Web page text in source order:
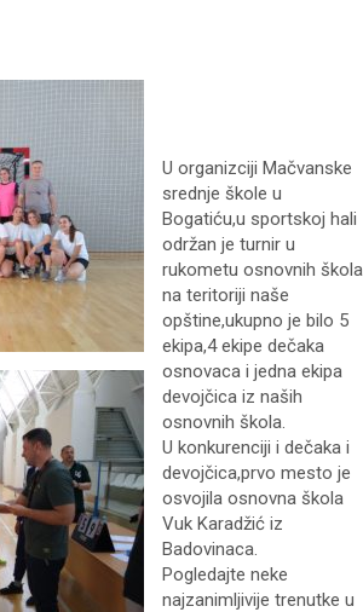
U organizciji Mačvanske
srednje škole u
Bogatiću,u sportskoj hali
održan je turnir u
rukometu osnovnih škola
na teritoriji naše
opštine,ukupno je bilo 5
ekipa,4 ekipe dečaka
osnovaca i jedna ekipa
devojčica iz naših
osnovnih škola.
U konkurenciji i dečaka i
devojčica,prvo mesto je
osvojila osnovna škola
Vuk Karadžić iz
Badovinaca.
Pogledajte neke
najzanimljivije trenutke u